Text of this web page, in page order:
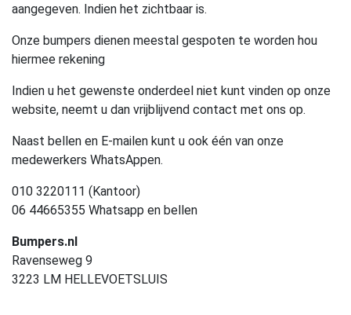
aangegeven. Indien het zichtbaar is.
Onze bumpers dienen meestal gespoten te worden hou
hiermee rekening
Indien u het gewenste onderdeel niet kunt vinden op onze
website, neemt u dan vrijblijvend contact met ons op.
Naast bellen en E-mailen kunt u ook één van onze
medewerkers WhatsAppen.
010 3220111 (Kantoor)
06 44665355 Whatsapp en bellen
Bumpers.nl
Ravenseweg 9
3223 LM HELLEVOETSLUIS